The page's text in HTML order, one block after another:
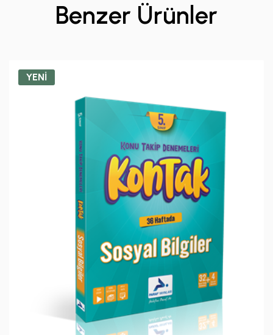
Benzer Ürünler
YENİ